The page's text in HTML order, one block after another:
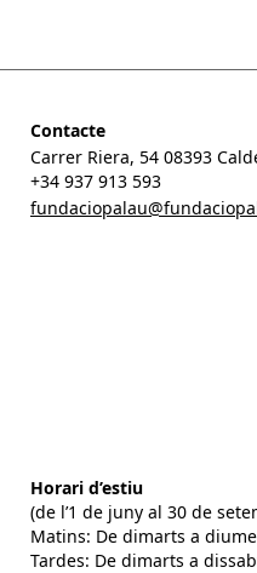
Contacte
Carrer Riera, 54 08393
+34 937 913 593
Horari d’estiu
(de l’1 de juny al 30 de
Matins: De dimarts a
Tardes: De dimarts a